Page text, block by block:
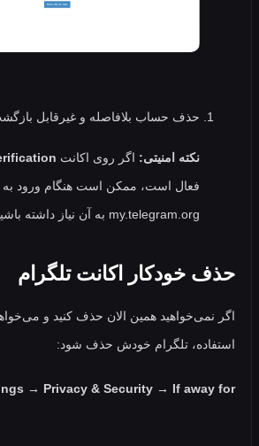
حذف حساب بلافاصله و غیرقابل‌ بازگشت
نکته امنیتی:اگر روی اکانتStep Verification
فعال است، ممکن است هنگام ورود به
my.telegram.org به آن نیاز داشته باشید.
خودکار اکانت تلگرام
همین الان حذف کنید و می‌خواهید در
تلگرام خودش حذف شود:
Settings → Privacy & Security → If